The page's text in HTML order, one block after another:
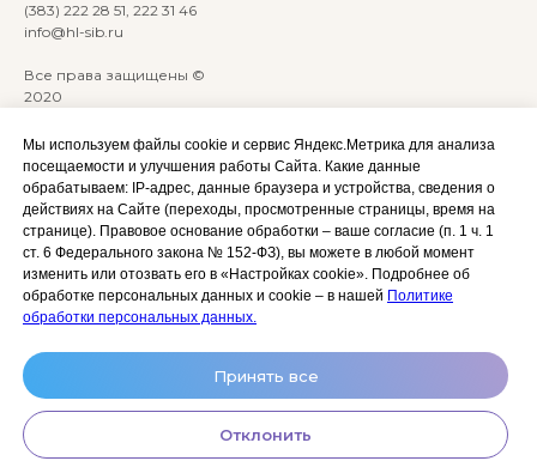
Мы используем файлы cookie и сервис Яндекс.Метрика для анализа
посещаемости и улучшения работы Сайта. Какие данные
обрабатываем: IP‑адрес, данные браузера и устройства, сведения о
действиях на Сайте (переходы, просмотренные страницы, время на
странице). Правовое основание обработки – ваше согласие (п. 1 ч. 1
ст. 6 Федерального закона № 152‑ФЗ), вы можете в любой момент
изменить или отозвать его в «Настройках cookie». Подробнее об
обработке персональных данных и cookie – в нашей Политике
обработки персональных данных.
Принять все
Отклонить
(383) 222 28 51, 222 31 46
info@hl-sib.ru
Все права защищены ©
2020
ANKRYONK
Акции и скидки
Оплата, доставка и возврат
Сотрудничество
Личный кабинет (Обучение)
Политика
конфиденциальности
Согласие на обработку
персональных данных
космецевтики